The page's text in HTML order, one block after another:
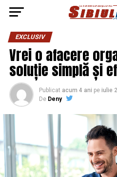
EXCLUSIV
Vrei o afacere
soluție simplă și
Publicat acum 4 ani pe iulie
De Deny